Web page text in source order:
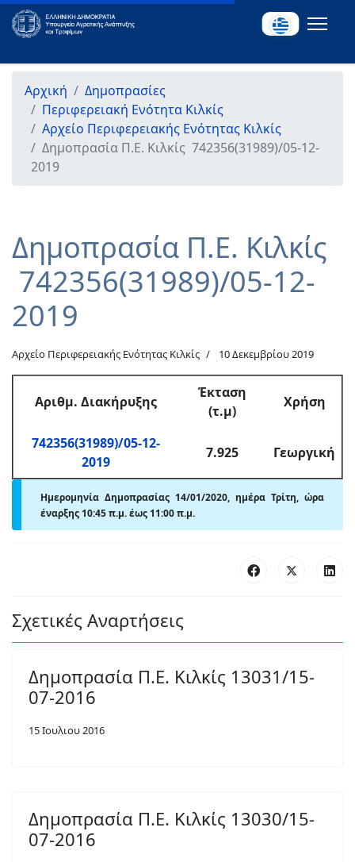
Αρχική
Δημοπρασίες
Περιφερειακή Ενότητα Κιλκίς
Αρχείο Περιφερειακής Ενότητας Κιλκίς
Δημοπρασία Π.Ε. Κιλκίς 742356(31989)/05-12-
2019
Δημοπρασία Π.Ε. Κιλκίς
742356(31989)/05-12-
2019
Αρχείο Περιφερειακής Ενότητας Κιλκίς 10 Δεκεμβρίου 2019
Αριθμ. Διακήρυξης
Έκταση
(τ.μ)
Χρήση
742356(31989)/05-12-
2019
7.925 Γεωργική
Ημερομηνία Δημοπρασίας 14/01/2020, ημέρα Τρίτη, ώρα
έναρξης 10:45 π.μ. έως 11:00 π.μ.
Σχετικές Αναρτήσεις
Δημοπρασία Π.Ε. Κιλκίς 13031/15-
07-2016
15 Ιουλιου 2016
Δημοπρασία Π.Ε. Κιλκίς 13030/15-
07-2016